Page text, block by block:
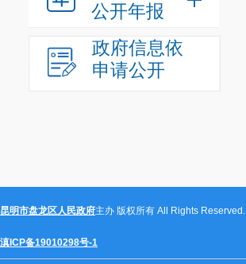
公开年报
政府信息依
申请公开
昆明市盘龙区人民政府主办 版权所有 All Rights Reserved.
滇ICP备19010298号-1